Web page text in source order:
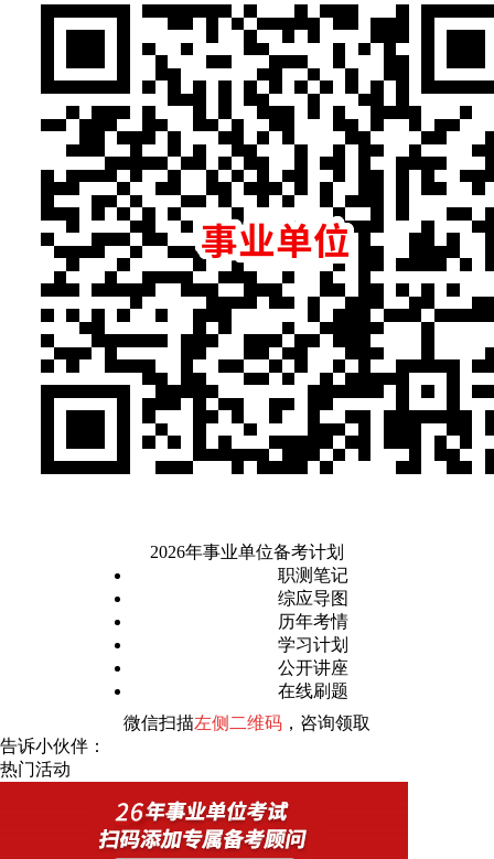
2026年事业单位备考计划
职测笔记
综应导图
历年考情
学习计划
公开讲座
在线刷题
微信扫描左侧二维码 ，咨询领取
告诉小伙伴：
热门活动